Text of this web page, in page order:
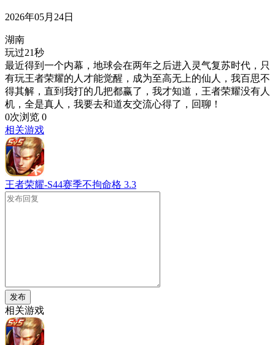
2026年05月24日
湖南
玩过21秒
最近得到一个内幕，地球会在两年之后进入灵气复苏时代，只
有玩王者荣耀的人才能觉醒，成为至高无上的仙人，我百思不
得其解，直到我打的几把都赢了，我才知道，王者荣耀没有人
机，全是真人，我要去和道友交流心得了，回聊！
0次浏览 0
相关游戏
王者荣耀-S44赛季不拘命格 3.3
发布
相关游戏